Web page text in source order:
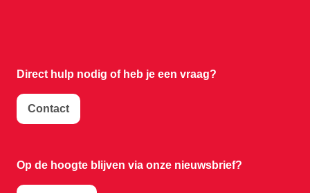
Direct hulp nodig ofheb je een vraag?
Contact
Op de hoogte blijven via onze nieuwsbrief?